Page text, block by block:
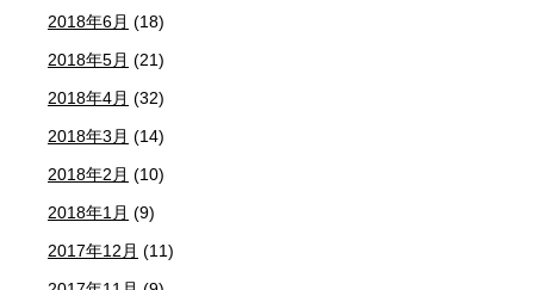
2018年6月 (18)
2018年5月 (21)
2018年4月 (32)
2018年3月 (14)
2018年2月 (10)
2018年1月 (9)
2017年12月 (11)